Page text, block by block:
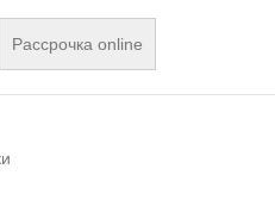
Рассрочка online